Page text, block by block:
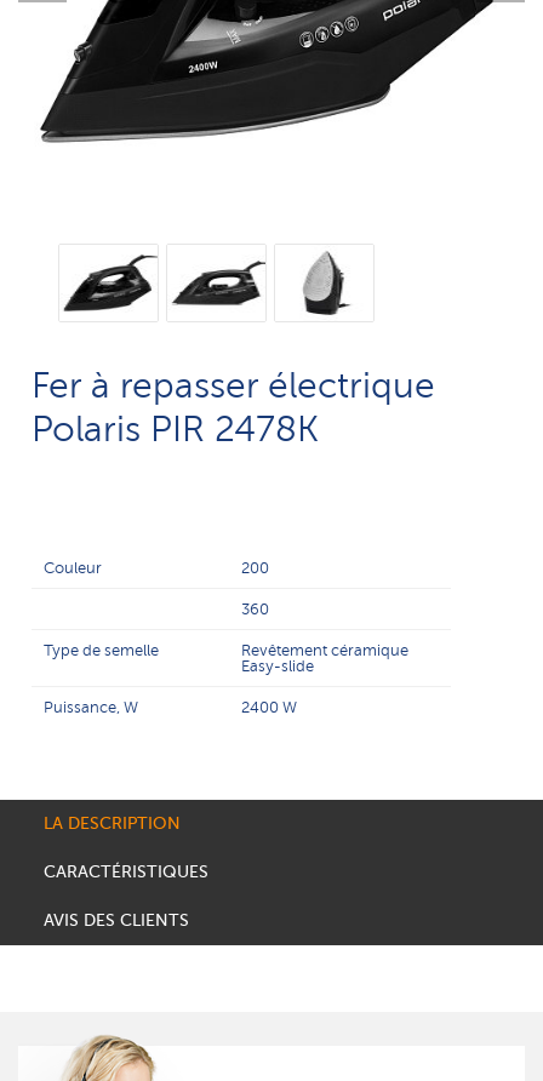
Fer à repasser électrique
Polaris PIR 2478K
Couleur 200
360
Type de semelle
Revêtement céramique
Easy-slide
Puissance, W 2400 W
LA DESCRIPTION
CARACTÉRISTIQUES
AVIS DES CLIENTS